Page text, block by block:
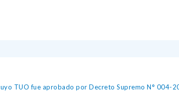
TUO fue aprobado por Decreto Supremo N° 004-